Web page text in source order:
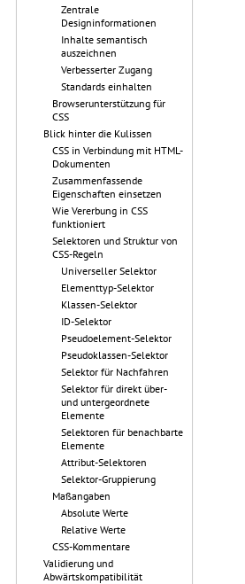
Zentrale
Designinformationen
Inhalte semantisch
auszeichnen
Verbesserter Zugang
Standards einhalten
Browserunterstützung für
CSS
Blick hinter die Kulissen
CSS in Verbindung mit HTML-
Dokumenten
Zusammenfassende
Eigenschaften einsetzen
Wie Vererbung in CSS
funktioniert
Selektoren und Struktur von
CSS-Regeln
Universeller Selektor
Elementtyp-Selektor
Klassen-Selektor
ID-Selektor
Pseudoelement-Selektor
Pseudoklassen-Selektor
Selektor für Nachfahren
Selektor für direkt über-
und untergeordnete
Elemente
Selektoren für benachbarte
Elemente
Attribut-Selektoren
Selektor-Gruppierung
Maßangaben
Absolute Werte
Relative Werte
CSS-Kommentare
Validierung und
Abwärtskompatibilität